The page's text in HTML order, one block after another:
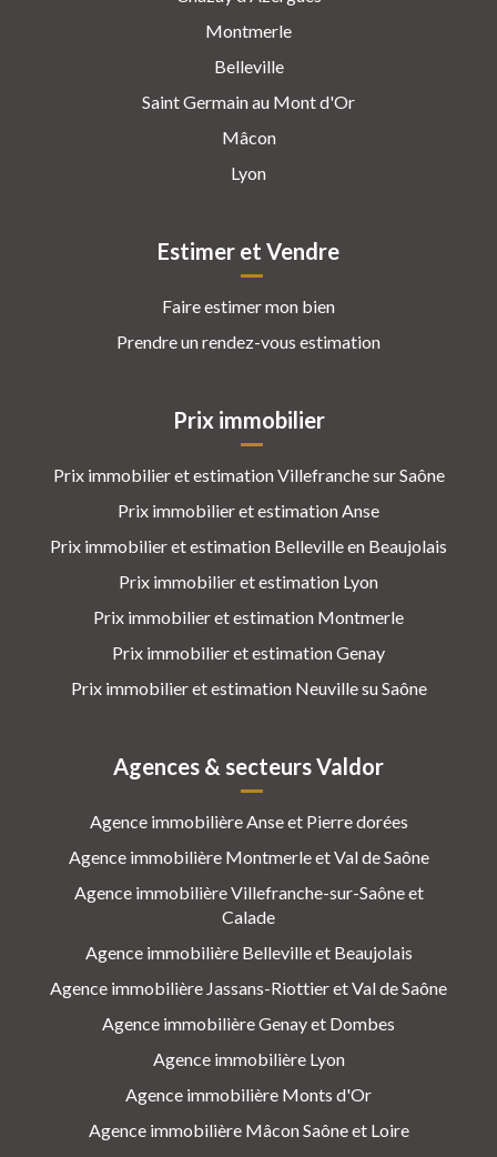
Montmerle
Belleville
Saint Germain au Mont d'Or
Mâcon
Lyon
Estimer et Vendre
Faire estimer mon bien
Prendre un rendez-vous estimation
Prix immobilier
Prix immobilier et estimation Villefranche sur Saône
Prix immobilier et estimation Anse
Prix immobilier et estimation Belleville en Beaujolais
Prix immobilier et estimation Lyon
Prix immobilier et estimation Montmerle
Prix immobilier et estimation Genay
Prix immobilier et estimation Neuville su Saône
Agences & secteurs Valdor
Agence immobilière Anse et Pierre dorées
Agence immobilière Montmerle et Val de Saône
Agence immobilière Villefranche-sur-Saône et
Calade
Agence immobilière Belleville et Beaujolais
Agence immobilière Jassans-Riottier et Val de Saône
Agence immobilière Genay et Dombes
Agence immobilière Lyon
Agence immobilière Monts d'Or
Agence immobilière Mâcon Saône et Loire